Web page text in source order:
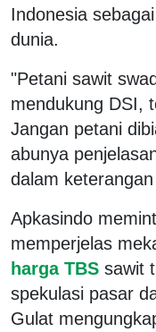
Indonesia
dunia.
"Petani sawit
mendukung DSI,
Jangan petani
abunya
dalam
Apkasindo
memperjelas
harga TBS sawit
spekulasi pasar
Gulat